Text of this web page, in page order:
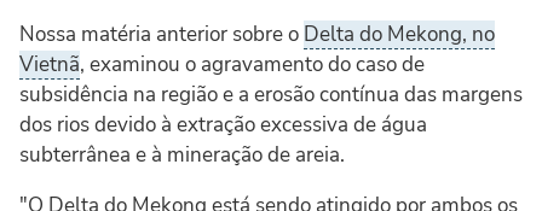
Nossa matéria anterior sobre o Delta do Mekong, no
Vietnã, examinou o agravamento do caso de
subsidência na região e a erosão contínua das margens
dos rios devido à extração excessiva de água
subterrânea e à mineração de areia.